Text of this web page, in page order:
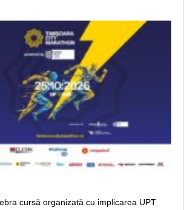
cursă organizată cu implicarea UPT